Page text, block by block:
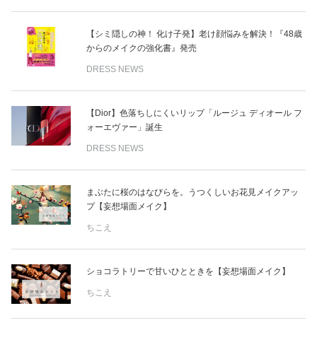
【シミ隠しの神！ 化け子発】老け顔悩みを解決！『48歳
からのメイクの強化書』発売
DRESS NEWS
【Dior】色落ちしにくいリップ「ルージュ ディオール フ
ォーエヴァー」誕生
DRESS NEWS
まぶたに桜のはなびらを。うつくしいお花見メイクアッ
プ【妄想場面メイク】
ちこえ
ショコラトリーで甘いひとときを【妄想場面メイク】
ちこえ